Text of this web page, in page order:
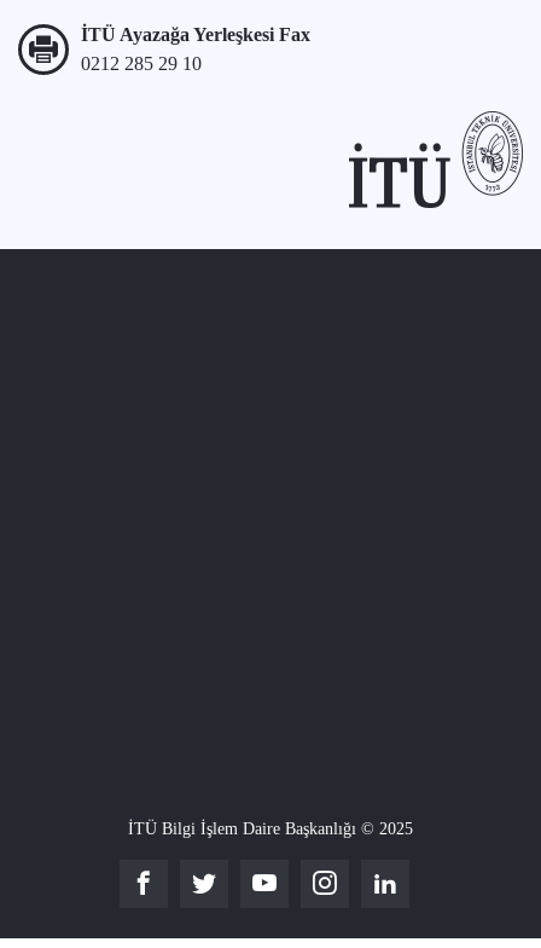
İTÜ Ayazağa Yerleşkesi Fax
0212 285 29 10
İTÜ Bilgi İşlem Daire Başkanlığı © 2025